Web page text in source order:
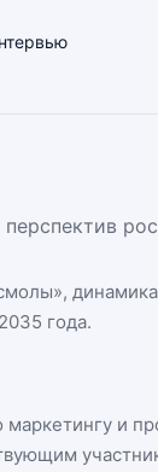
», динамика
года.
маркетингу и